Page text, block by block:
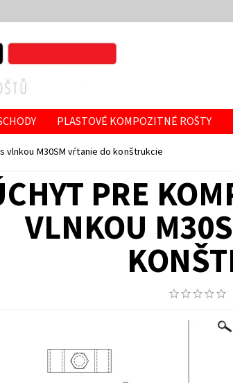
PLASTOVÉ KOMPOZITNÉ ROŠTY
ROŠTY KONTAKTY REALIZÁCIE
M30SM vŕtanie do konštrukcie
PRE
VLNKOU